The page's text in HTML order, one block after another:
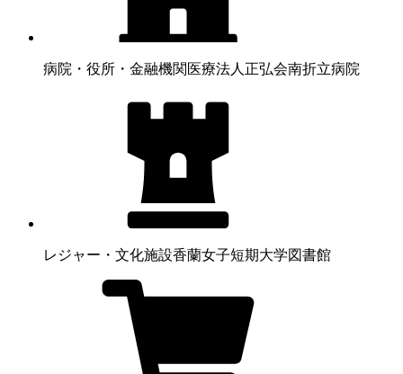
病院・役所・金融機関 医療法人正弘会南折立病院
レジャー・文化施設香蘭女子短期大学図書館